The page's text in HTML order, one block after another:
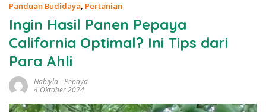
Panduan Budidaya, Pertanian
Ingin Hasil Panen Pepaya
California Optimal? Ini Tips dari
Para Ahli
Nabiyla-Pepaya
4 Oktober 2024